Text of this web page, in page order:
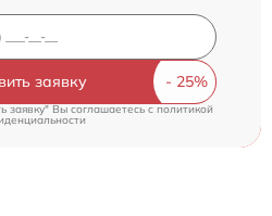
заявку
заявку" Вы соглашаетесь cполитикой